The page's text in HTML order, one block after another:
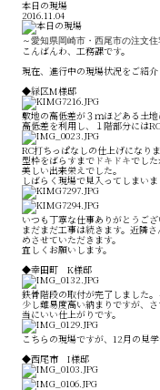
本日の現場
2016.11.04
～愛知県岡崎市・西尾市の注文
こんばんわ、工務課です。
現在、進行中の現場状況をご紹介
◆緑区M様邸
敷地の高低差が３ｍほどある土地
高低差を利用し、１階部分には
RC打ちっぱなしの仕上げになりま
型枠をばらすまでドキドキでし
美しい出来栄えでした。
しばらく現場で見入ってしまいま
いつも丁寧な仕事ありがとうござ
まだまだ工事は続きます。近隣
めさせていただきます。
宜しくお願いします。
◆幸田町 K様邸
鉄骨階段の取付が完了しました。
少し難易度高い納まりですが、
当にいい仕上がりです。
こちらの現場ですが、12月の見
◆西尾市 I様邸